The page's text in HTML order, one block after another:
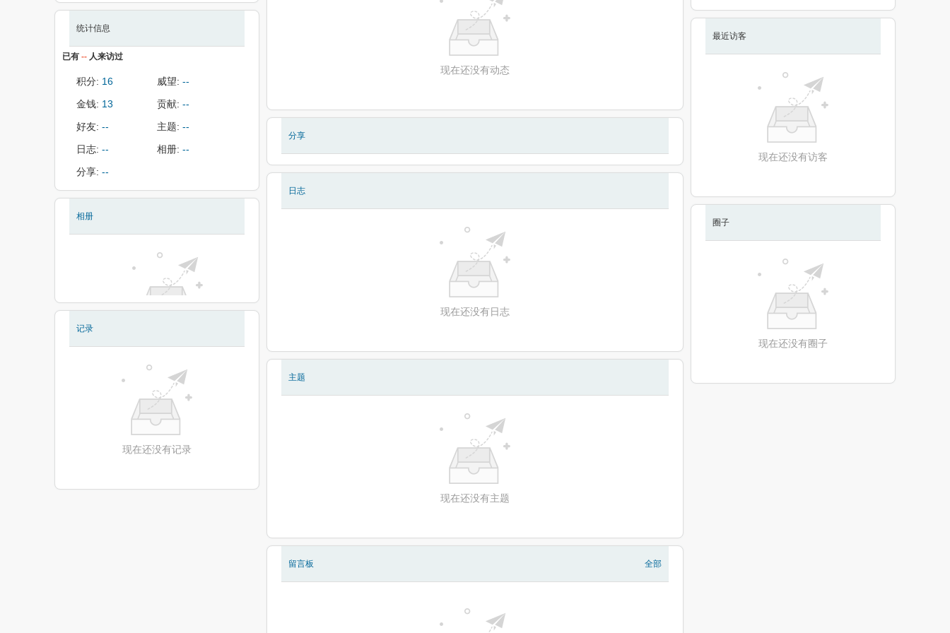
统计信息
已有 -- 人来访过
积分: 16 威望: --
金钱: 13 贡献: --
好友: -- 主题: --
日志: -- 相册: --
分享: --
相册
记录
现在还没有记录
现在还没有动态
分享
日志
现在还没有日志
主题
现在还没有主题
留言板 全部
最近访客
现在还没有访客
圈子
现在还没有圈子